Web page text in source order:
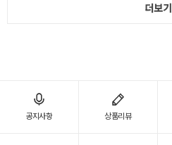
더보기
공지사항 상품리뷰